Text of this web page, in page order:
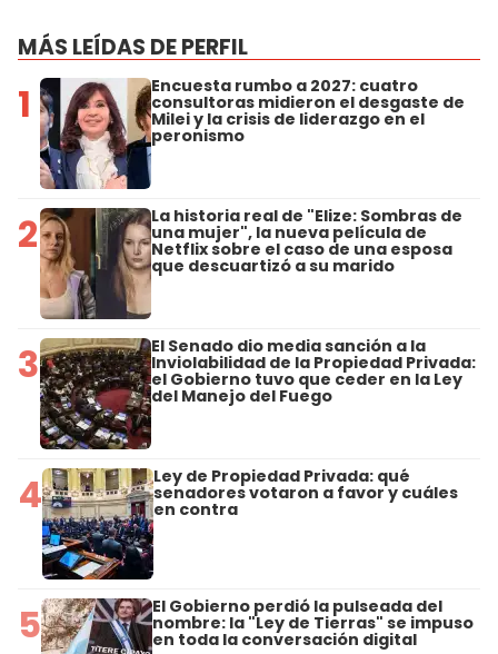
MÁS LEÍDAS DE PERFIL
1 Encuesta rumbo a 2027: cuatro
consultoras midieron el desgaste de
Milei y la crisis de liderazgo en el
peronismo
2 La historia real de "Elize: Sombras de
una mujer", la nueva película de
Netflix sobre el caso de una esposa
que descuartizó a su marido
3 El Senado dio media sanción a la
Inviolabilidad de la Propiedad Privada:
el Gobierno tuvo que ceder en la Ley
del Manejo del Fuego
4 Ley de Propiedad Privada: qué
senadores votaron a favor y cuáles
en contra
5 El Gobierno perdió la pulseada del
nombre: la "Ley de Tierras" se impuso
en toda la conversación digital